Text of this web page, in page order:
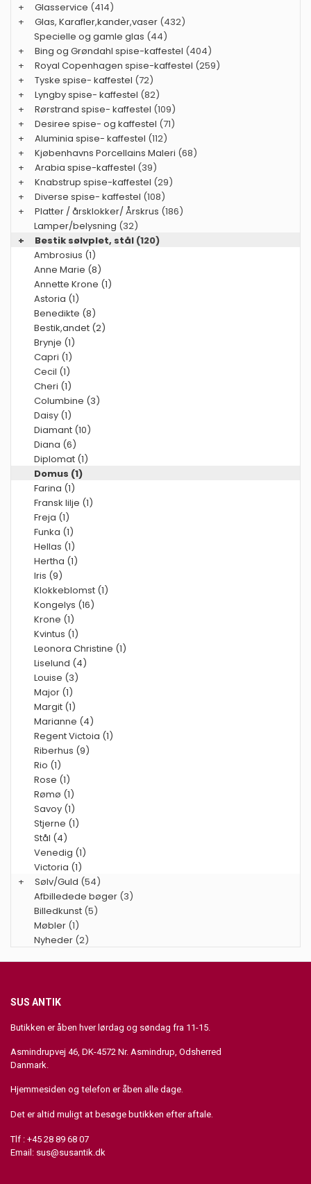
+
Glasservice (414)
+
Glas, Karafler,kander,vaser (432)
Specielle og gamle glas (44)
+
Bing og Grøndahl spise-kaffestel (404)
+
Royal Copenhagen spise-kaffestel (259)
+
Tyske spise- kaffestel (72)
+
Lyngby spise- kaffestel (82)
+
Rørstrand spise- kaffestel (109)
+
Desiree spise- og kaffestel (71)
+
Aluminia spise- kaffestel (112)
+
Kjøbenhavns Porcellains Maleri (68)
+
Arabia spise-kaffestel (39)
+
Knabstrup spise-kaffestel (29)
+
Diverse spise- kaffestel (108)
+
Platter / årsklokker/ Årskrus (186)
Lamper/belysning (32)
+
Bestik sølvplet, stål (120)
Ambrosius (1)
Anne Marie (8)
Annette Krone (1)
Astoria (1)
Benedikte (8)
Bestik,andet (2)
Brynje (1)
Capri (1)
Cecil (1)
Cheri (1)
Columbine (3)
Daisy (1)
Diamant (10)
Diana (6)
Diplomat (1)
Domus (1)
Farina (1)
Fransk lilje (1)
Freja (1)
Funka (1)
Hellas (1)
Hertha (1)
Iris (9)
Klokkeblomst (1)
Kongelys (16)
Krone (1)
Kvintus (1)
Leonora Christine (1)
Liselund (4)
Louise (3)
Major (1)
Margit (1)
Marianne (4)
Regent Victoia (1)
Riberhus (9)
Rio (1)
Rose (1)
Rømø (1)
Savoy (1)
Stjerne (1)
Stål (4)
Venedig (1)
Victoria (1)
+
Sølv/Guld (54)
Afbilledede bøger (3)
Billedkunst (5)
Møbler (1)
Nyheder (2)
SUS ANTIK
Butikken er åben hver lørdag og søndag fra 11-15.
Asmindrupvej 46, DK-4572 Nr. Asmindrup, Odsherred
Danmark.
Hjemmesiden og telefon er åben alle dage.
Det er altid muligt at besøge butikken efter aftale.
Tlf : +45 28 89 68 07
Email: sus@susantik.dk